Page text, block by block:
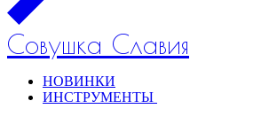
Совушка Славия
НОВИНКИ
ИНСТРУМЕНТЫ